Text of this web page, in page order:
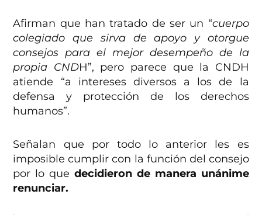
Afirman que han tratado de ser un “cuerpo
colegiado que sirva de apoyo y otorgue
consejos para el mejor desempeño de la
propia CNDH”, pero parece que la CNDH
atiende “a intereses diversos a los de la
defensa y protección de los derechos
humanos”.
Señalan que por todo lo anterior les es
imposible cumplir con la función del consejo
por lo que decidieron de manera unánime
renunciar.